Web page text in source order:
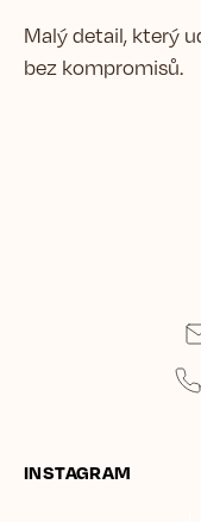
Malý detail, který
bez kompromisů.
INSTAGRAM